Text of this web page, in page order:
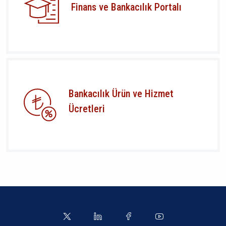
Finans ve Bankacılık Portalı
Bankacılık Ürün ve Hizmet
Ücretleri